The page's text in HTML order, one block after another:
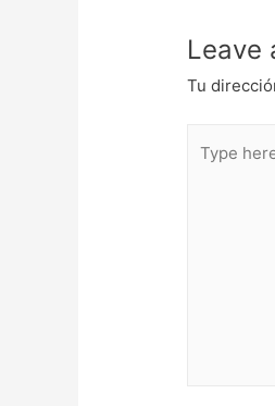
Leave
Tu
here..